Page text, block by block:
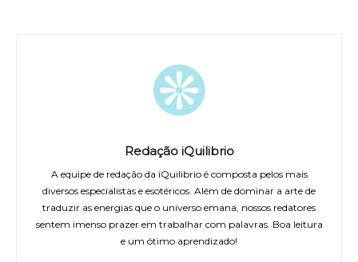
Redação iQuilibrio
A equipe de redação da iQuilibrio é composta pelos mais
diversos especialistas e esotéricos. Além de dominar a arte de
traduzir as energias que o universo emana, nossos redatores
sentem imenso prazer em trabalhar com palavras. Boa leitura
e um ótimo aprendizado!